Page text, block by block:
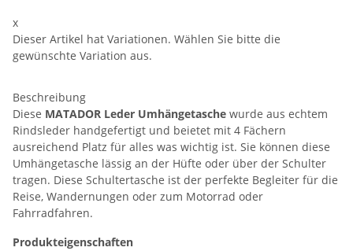
x
Dieser Artikel hat Variationen. Wählen Sie bitte die
gewünschte Variation aus.
Beschreibung
Diese MATADOR Leder Umhängetasche wurde aus echtem
Rindsleder handgefertigt und beietet mit 4 Fächern
ausreichend Platz für alles was wichtig ist. Sie können diese
Umhängetasche lässig an der Hüfte oder über der Schulter
tragen. Diese Schultertasche ist der perfekte Begleiter für die
Reise, Wandernungen oder zum Motorrad oder
Fahrradfahren.
Produkteigenschaften